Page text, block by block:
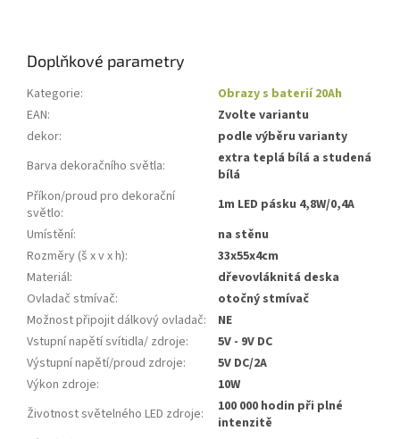
Doplňkové parametry
Kategorie:
Obrazy s baterií 20Ah
EAN:
Zvolte variantu
dekor:
podle výběru varianty
Barva dekoračního světla:
extra teplá bílá a studená
bílá
Příkon/proud pro dekorační
světlo:
1m LED pásku 4,8W/0,4A
Umístění:
na stěnu
Rozměry (š x v x h):
33x55x4cm
Materiál:
dřevovláknitá deska
Ovladač stmívač:
otočný stmívač
Možnost připojit dálkový ovladač:
NE
Vstupní napětí svítidla/ zdroje:
5V - 9V DC
Výstupní napětí/proud zdroje:
5V DC/2A
Výkon zdroje:
10W
Životnost světelného LED zdroje:
100 000 hodin při plné
intenzitě